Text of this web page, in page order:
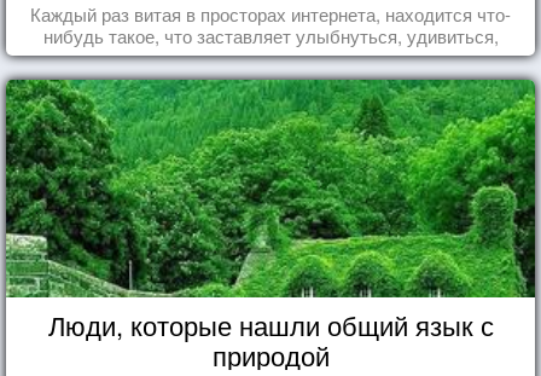
Каждый раз витая в просторах интернета, находится что-
нибудь такое, что заставляет улыбнуться, удивиться,
восхититься...
Люди, которые нашли общий язык с
природой